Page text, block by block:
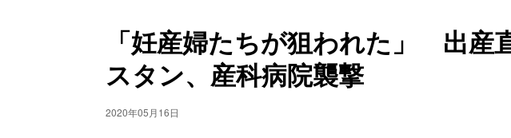
「妊産婦たちが狙われた」 出
スタン、産科病院襲撃
2020年05月16日